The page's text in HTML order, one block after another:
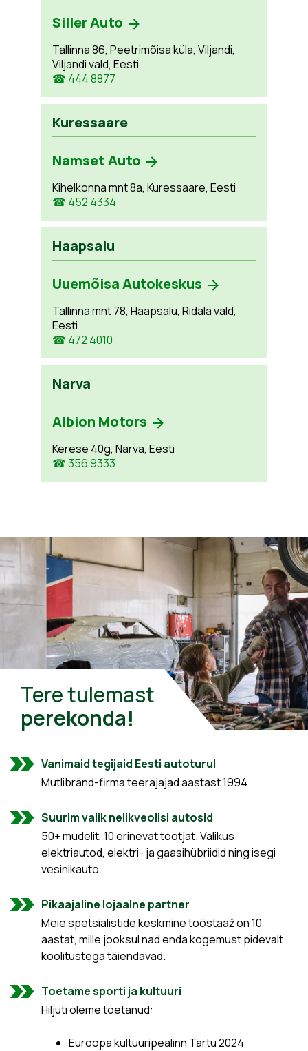
Siller Auto
Tallinna 86, Peetrimõisa küla, Viljandi,
Viljandi vald, Eesti
☎ 444 8877
Kuressaare
Namset Auto
Kihelkonna mnt 8a, Kuressaare, Eesti
☎ 452 4334
Haapsalu
Uuemõisa Autokeskus
Tallinna mnt 78, Haapsalu, Ridala vald,
Eesti
☎ 472 4010
Narva
Albion Motors
Kerese 40g, Narva, Eesti
☎ 356 9333
Tere tulemast
perekonda!
Vanimaid tegijaid Eesti autoturul
Mutlibränd-firma teerajajad aastast 1994
Suurim valik nelikveolisi autosid
50+ mudelit, 10 erinevat tootjat. Valikus
elektriautod, elektri- ja gaasihübriidid ning isegi
vesinikauto.
Pikaajaline lojaalne partner
Meie spetsialistide keskmine tööstaaž on 10
aastat, mille jooksul nad enda kogemust pidevalt
koolitustega täiendavad.
Toetame sporti ja kultuuri
Hiljuti oleme toetanud:
Euroopa kultuuripealinn Tartu 2024